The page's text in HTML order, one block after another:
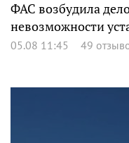
ФАС возбудила
невозможности
05.08 11:45 49